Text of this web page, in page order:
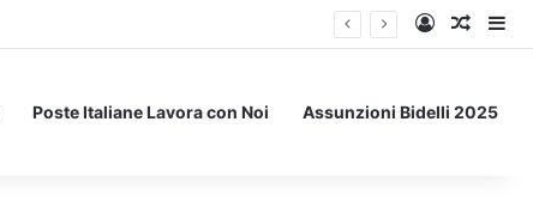
Accedi
Un
Poste Italiane Lavora con Noi Assunzioni Bidelli 2025